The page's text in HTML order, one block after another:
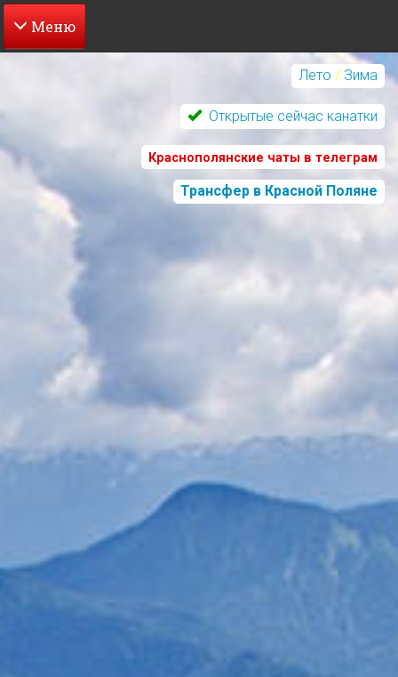
Перейти
содержанию
Лето / Зима
Открытые сейчас канатки
Краснополянские чаты в телеграм
Трансфер в Красной Поляне